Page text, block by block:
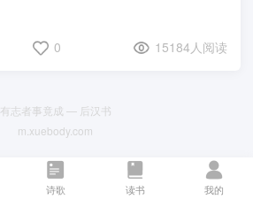
诗歌 读书 我的
0 15184人阅读
有志者事竟成 — 后汉书
m.xuebody.com